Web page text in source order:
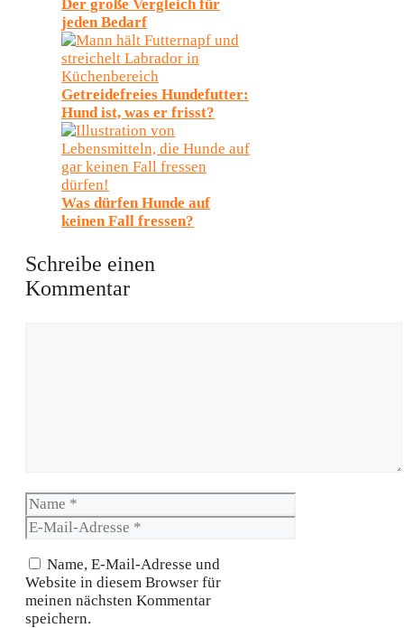
Der große Vergleich für
jeden Bedarf
Getreidefreies Hundefutter:
Hund ist, was er frisst?
Was dürfen Hunde auf
keinen Fall fressen?
Schreibe einen
Kommentar
Name
E-
Mail-
Adresse
Name, E-Mail-Adresse und
Website in diesem Browser für
meinen nächsten Kommentar
speichern.